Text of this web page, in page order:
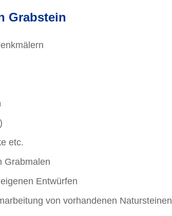
Grabstein
etc.
Grabmalen
Entwürfen
von vorhandenen Natursteinen